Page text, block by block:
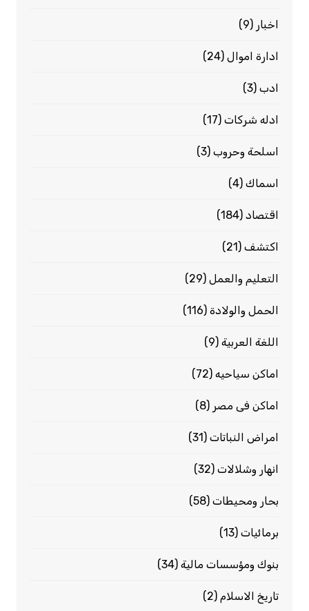
اخبار (9)
ادارة اموال(24)
ادب(3)
ادله شركات(17)
اسلحة وحروب(3)
اسماك(4)
اقتصاد(184)
اكتشف(21)
التعليم والعمل(29)
الحمل والولادة(116)
اللغة العربية(9)
اماكن سياحيه(72)
اماكن فى مصر (8)
امراض النباتات(31)
انهار وشلالات(32)
بحار ومحيطات(58)
برمائيات(13)
بنوك ومؤسسات مالية(34)
تاريخ الاسلام (2)